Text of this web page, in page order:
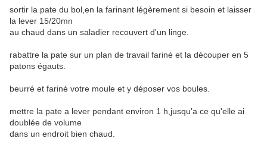
sortir la pate du bol,en la farinant légèrement si besoin et laisser
la lever 15/20mn
au chaud dans un saladier recouvert d'un linge.
rabattre la pate sur un plan de travail fariné et la découper en 5
patons égauts.
beurré et fariné votre moule et y déposer vos boules.
mettre la pate a lever pendant environ 1 h,jusqu'a ce qu'elle ai
doublée de volume
dans un endroit bien chaud.